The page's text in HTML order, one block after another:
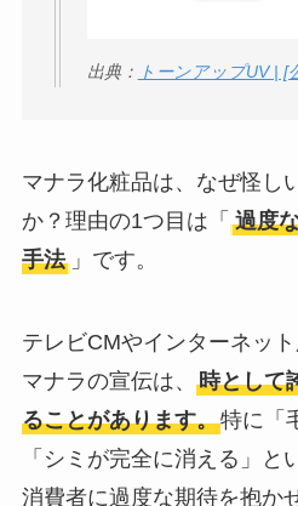
出典： トーンアップUV | [
マナラ化粧品は、なぜ怪し
か？理由の1つ目は「 過度
手法 」です。
テレビCMやインターネッ
マナラの宣伝は、 時として
ることがあります。特に「
「シミが完全に消える」と
消費者に過度な期待を抱か